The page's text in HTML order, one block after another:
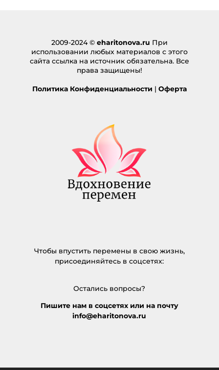
2009-2024 © eharitonova.ru При
использовании любых материалов с этого
сайта ссылка на источник обязательна. Все
права защищены!
Политика Конфиденциальности | Оферта
Чтобы впустить перемены в свою жизнь,
присоединяйтесь в соцсетях:
Остались вопросы?
Пишите нам в соцсетях или на почту
info@eharitonova.ru